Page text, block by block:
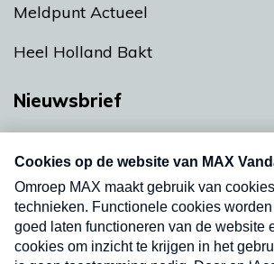
Meldpunt Actueel
Heel Holland Bakt
Nieuwsbrief
nieuwsbrief. Elke vrijdag- en
uw mailbox.